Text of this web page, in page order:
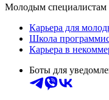
Молодым специалистам
Карьера для
Школа
Карьера в
Боты для